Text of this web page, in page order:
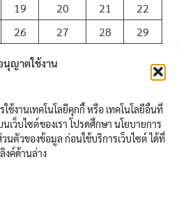
นุญาตใช้งาน
ช้งานเทคโนโลยีคุกกี้ หรือ เทคโนโลยีอื่นที่
ว็บไซต์ของเรา โปรดศึกษา นโยบายการ
นตัวของข้อมูล ก่อนใช้บริการเว็บไซต์ ได้ที่
ลิงค์ด้านล่าง
19 20 21
22
26 27 28
29